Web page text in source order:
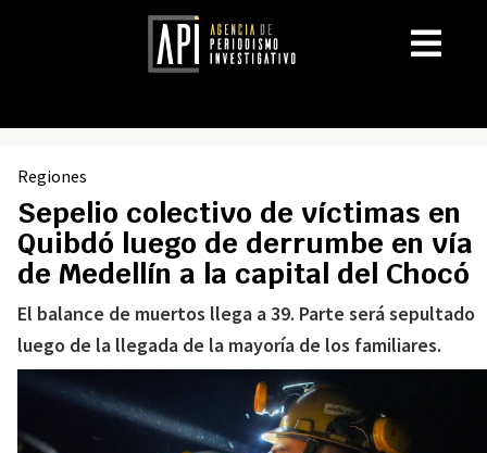
Regiones
Sepelio colectivo de víctimas en
Quibdó luego de derrumbe en vía
de Medellín a la capital del Chocó
El balance de muertos llega a 39. Parte será sepultado
luego de la llegada de la mayoría de los familiares.